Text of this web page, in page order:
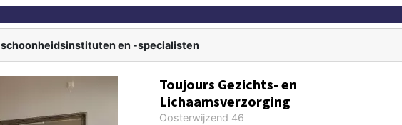
schoonheidsinstituten en -specialisten
Toujours Gezichts- en
Lichaamsverzorging
Oosterwijzend 46